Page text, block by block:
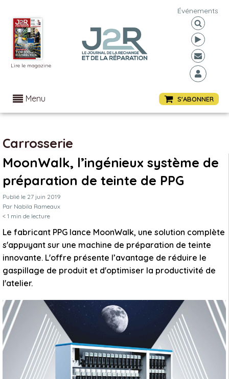
Lire le magazine
Événements
Menu S'ABONNER
Carrosserie
MoonWalk, l’ingénieux système de
préparation de teinte de PPG
Publié le 27 juin 2019
Par Nabila Rameaux
< 1 min de lecture
Le fabricant PPG lance MoonWalk, une solution complète
s'appuyant sur une machine de préparation de teinte
innovante. L'offre présente l’avantage de réduire le
gaspillage de produit et d'optimiser la productivité de
l'atelier.